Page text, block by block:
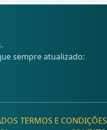
sempre atualizado:
TERMOS E CONDIÇÕES